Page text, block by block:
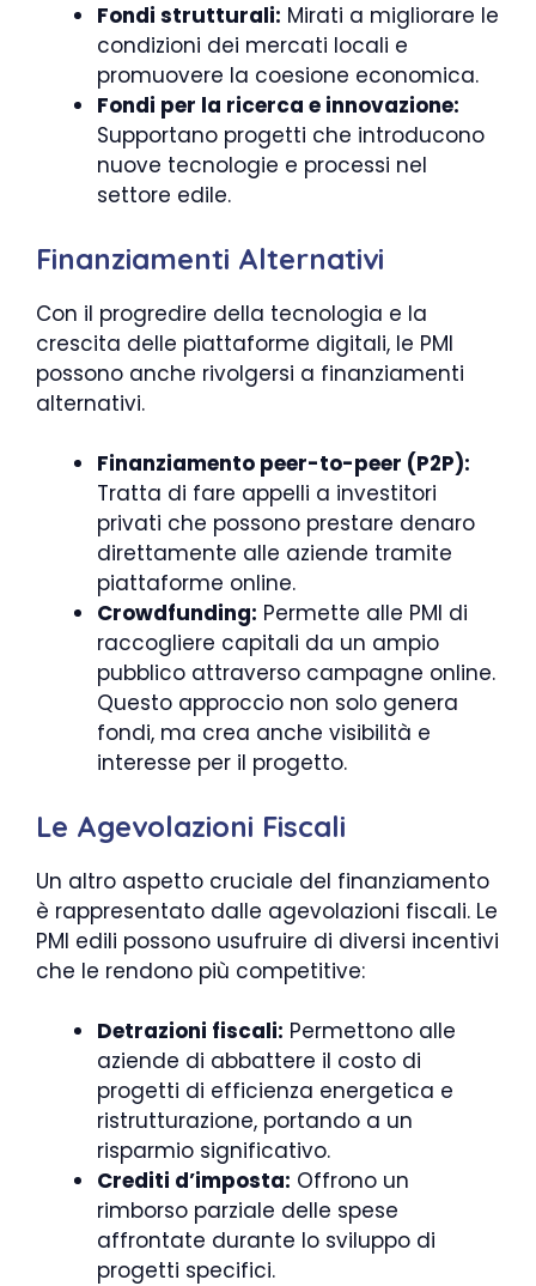
Fondi strutturali: Mirati a migliorare le
condizioni dei mercati locali e
promuovere la coesione economica.
Fondi per la ricerca e innovazione:
Supportano progetti che introducono
nuove tecnologie e processi nel
settore edile.
Finanziamenti Alternativi
Con il progredire della tecnologia e la
crescita delle piattaforme digitali, le PMI
possono anche rivolgersi a finanziamenti
alternativi.
Finanziamento peer-to-peer (P2P):
Tratta di fare appelli a investitori
privati che possono prestare denaro
direttamente alle aziende tramite
piattaforme online.
Crowdfunding: Permette alle PMI di
raccogliere capitali da un ampio
pubblico attraverso campagne online.
Questo approccio non solo genera
fondi, ma crea anche visibilità e
interesse per il progetto.
Le Agevolazioni Fiscali
Un altro aspetto cruciale del finanziamento
è rappresentato dalle agevolazioni fiscali. Le
PMI edili possono usufruire di diversi incentivi
che le rendono più competitive:
Detrazioni fiscali: Permettono alle
aziende di abbattere il costo di
progetti di efficienza energetica e
ristrutturazione, portando a un
risparmio significativo.
Crediti d’imposta: Offrono un
rimborso parziale delle spese
affrontate durante lo sviluppo di
progetti specifici.